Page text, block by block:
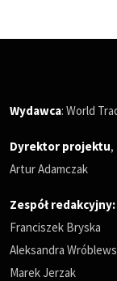
Wydawca: World
Dyrektor projektu,
Artur Adamczak
Zespół redakcyjny:
Franciszek Bryska
Aleksandra
Marek Jerzak